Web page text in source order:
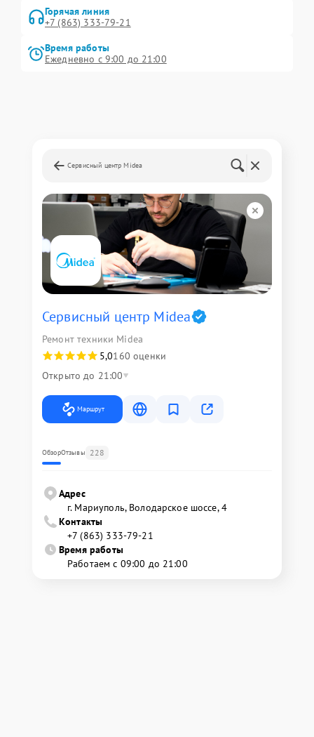
Горячая линия
+7 (863) 333-79-21
Время работы
Ежедневно с 9:00 до 21:00
Сервисный центр Midea
Сервисный центр Midea
Ремонт техники Midea
5,0160 оценки
Открыто до 21:00
Маршрут
ОбзорОтзывы 228
Адрес
г. Мариуполь, Володарское шоссе, 4
Контакты
+7 (863) 333-79-21
Время работы
Работаем с 09:00 до 21:00